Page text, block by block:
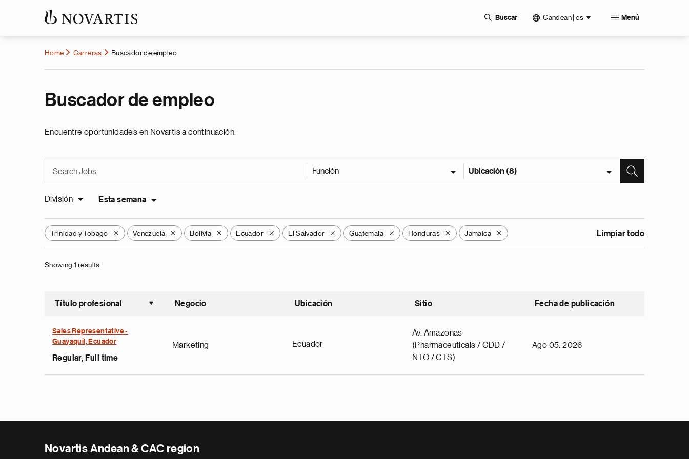
Buscar Candean | es Menú
Home Carreras Buscador de empleo
Buscador de empleo
Encuentre oportunidades en Novartis a continuación.
Función Ubicación (8)
División Esta semana
Trinidad y Tobago X Venezuela X Bolivia X Ecuador X El Salvador X Guatemala X Honduras X Jamaica X Limpiar todo
Showing 1 results
Título profesional
Ordenar ascendente
Negocio Ubicación Sitio Fecha de publicación
Sales Representative -
Guayaquil, Ecuador
Regular, Full time
Marketing Ecuador
Av. Amazonas
(Pharmaceuticals / GDD /
NTO / CTS)
Ago 05, 2026
Novartis Andean & CAC region